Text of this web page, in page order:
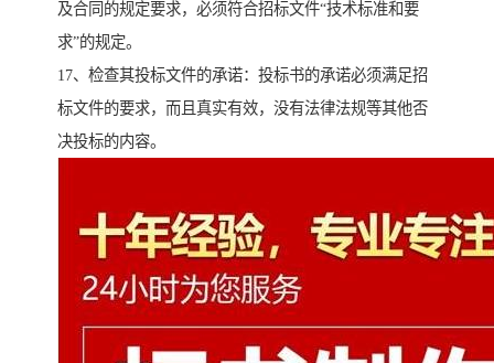
及合同的规定要求，必须符合招标文件“技术标准和要
求”的规定。
17、检查其投标文件的承诺：投标书的承诺必须满足招
标文件的要求，而且真实有效，没有法律法规等其他否
决投标的内容。